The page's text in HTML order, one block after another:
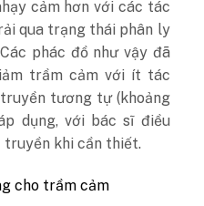
cảm hơn với các tác
qua trạng thái phân ly
phác đồ như vậy đã
trầm cảm với ít tác
tương tự (khoảng
dụng, với bác sĩ điều
khi cần thiết.
cho trầm cảm